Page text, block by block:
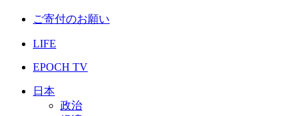
ご寄付のお願い
LIFE
EPOCH TV
日本
政治